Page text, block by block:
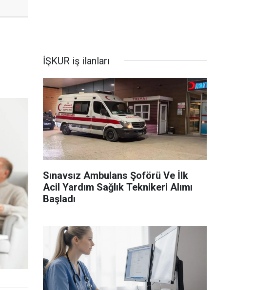
İŞKUR iş ilanları
Sınavsız Ambulans Şoförü Ve İlk
Acil Yardım Sağlık Teknikeri Alımı
Başladı